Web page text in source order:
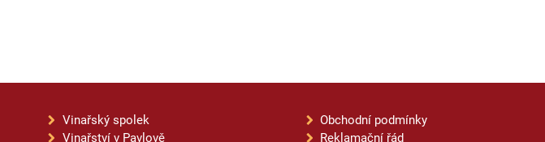
Vinařský spolek
Vinařství v Pavlově
Obchodní podmínky
Reklamační řád